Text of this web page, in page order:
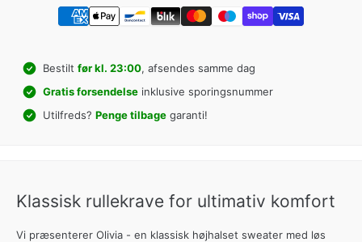
Bestilt før kl. 23:00, afsendes samme dag
Gratis forsendelseinklusive sporingsnummer
Utilfreds? Penge tilbagegaranti!
Klassisk rullekrave for ultimativ komfort
Vi præsenterer Olivia - en klassisk højhalset sweater med løs